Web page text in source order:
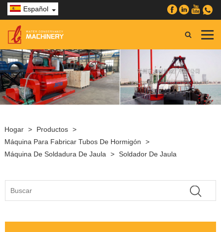
Español
Hogar > Productos >
Máquina Para Fabricar Tubos De Hormigón
>
Máquina De Soldadura De Jaula
> Soldador De Jaula